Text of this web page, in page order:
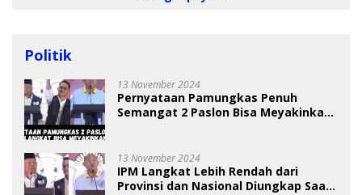
Politik
13 November 2024
Pernyataan Pamungkas Penuh
Semangat 2 Paslon Bisa Meyakinkan
13 November 2024
IPM Langkat Lebih Rendah dari
Provinsi dan Nasional Diungkap Saat